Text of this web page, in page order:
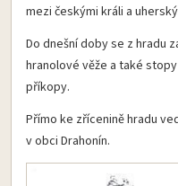
mezi českými králi a
Do dnešní doby se z hradu
hranolové věže a také
příkopy.
Přímo ke zřícenině hradu
v obci Drahonín.